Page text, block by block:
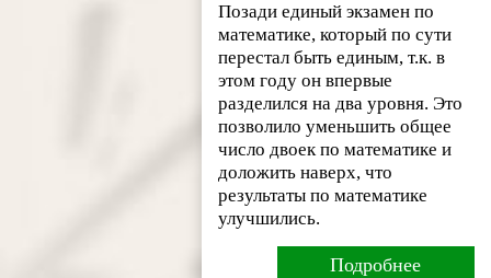
Позади единый экзамен по
математике, который по сути
перестал быть единым, т.к. в
этом году он впервые
разделился на два уровня. Это
позволило уменьшить общее
число двоек по математике и
доложить наверх, что
результаты по математике
улучшились.
Подробнее